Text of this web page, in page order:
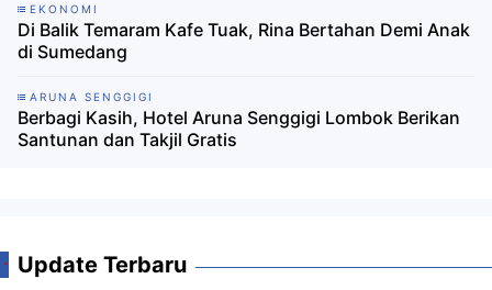
EKONOMI
Di Balik Temaram Kafe Tuak, Rina Bertahan Demi Anak
di Sumedang
ARUNA SENGGIGI
Berbagi Kasih, Hotel Aruna Senggigi Lombok Berikan
Santunan dan Takjil Gratis
Update Terbaru